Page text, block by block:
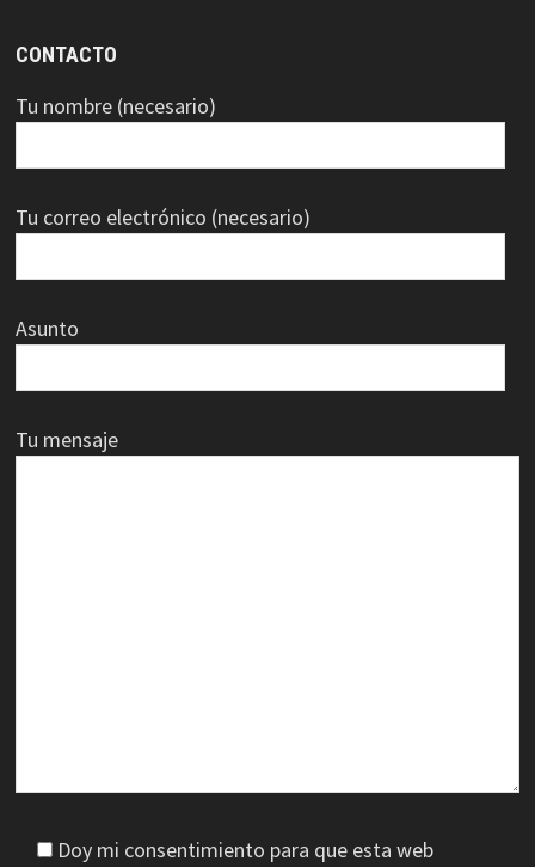
CONTACTO
Tu nombre (necesario)
Tu correo electrónico (necesario)
Asunto
Tu mensaje
Doy mi consentimiento para que esta web